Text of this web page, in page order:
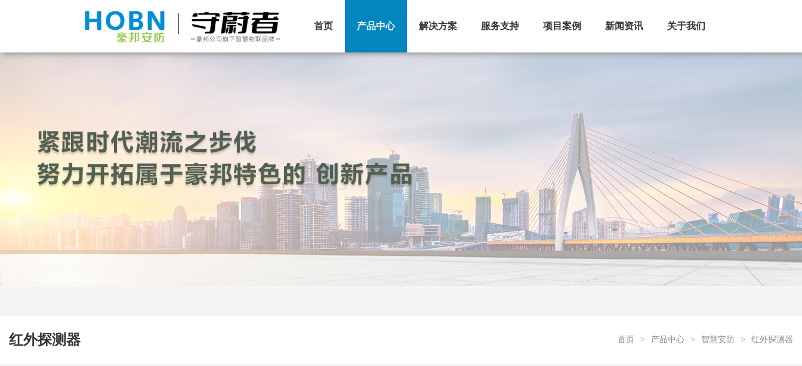
首页 产品中心 解决方案 服务支持 项目案例 新闻资讯 关于我们
红外探测器 首页 > 产品中心 > 智慧安防 > 红外探测器